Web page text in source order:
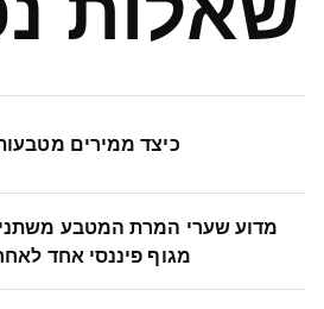
כיצד ממירים מטבעות?
מדוע שערי המרת המטבע משתנים
מגוף פיננסי אחד לאחר?